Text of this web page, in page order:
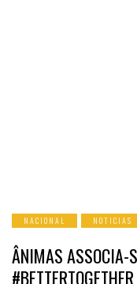
NACIONAL NOTICIAS
ÂNIMAS ASSOCIA-